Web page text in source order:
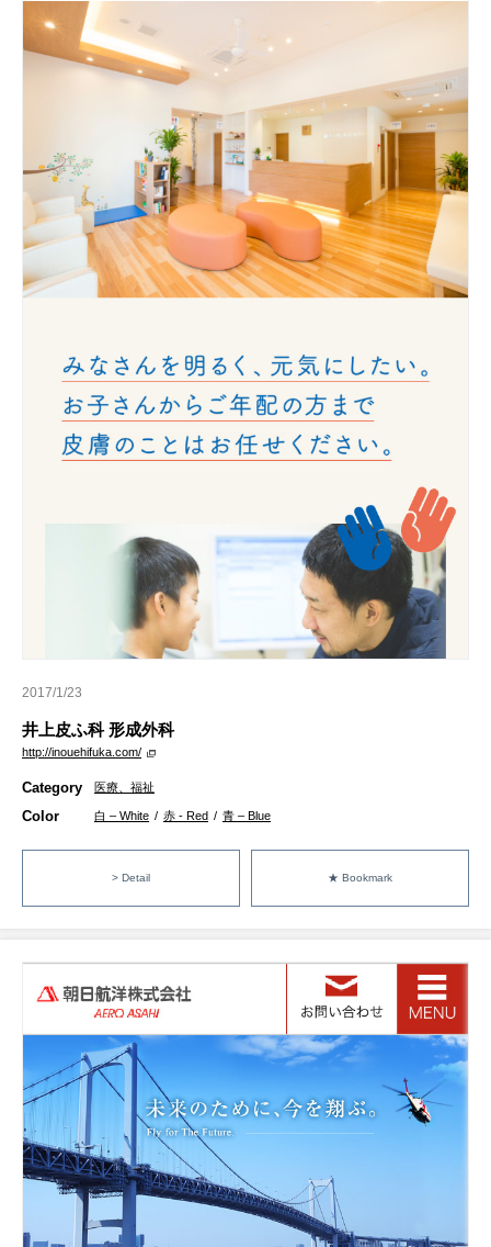
2017/1/23
井上皮ふ科 形成外科
http://inouehifuka.com/
Category 医療、福祉
Color 白 – White / 赤 - Red / 青 – Blue
> Detail ★ Bookmark